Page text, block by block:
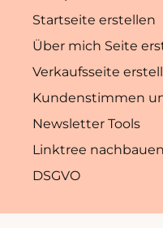
Startseite erstellen
Über mich Seite
Verkaufsseite
Kundenstimmen
Newsletter Tools
Linktree nachbauen
DSGVO